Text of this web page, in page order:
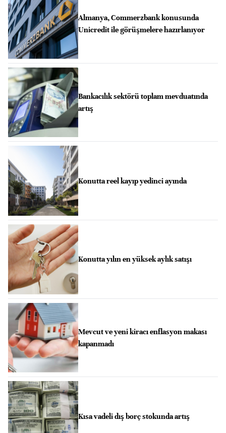
Almanya, Commerzbank konusunda
Unicredit ile görüşmelere hazırlanıyor
Bankacılık sektörü toplam mevduatında
artış
Konutta reel kayıp yedinci ayında
Konutta yılın en yüksek aylık satışı
Mevcut ve yeni kiracı enflasyon makası
kapanmadı
Kısa vadeli dış borç stokunda artış